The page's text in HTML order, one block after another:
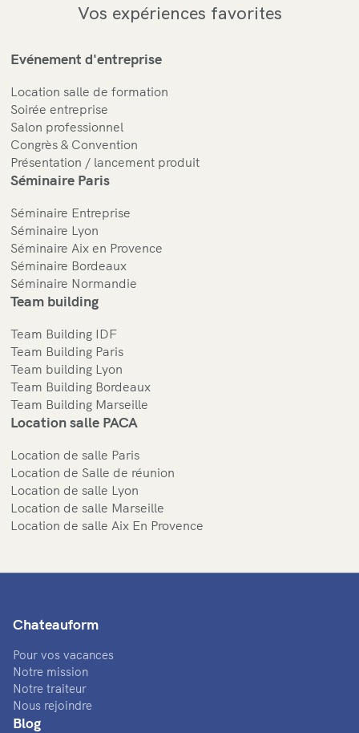
Vos expériences favorites
Evénement d'entreprise
Location salle de formation
Soirée entreprise
Salon professionnel
Congrès & Convention
Présentation / lancement produit
Séminaire Paris
Séminaire Entreprise
Séminaire Lyon
Séminaire Aix en Provence
Séminaire Bordeaux
Séminaire Normandie
Team building
Team Building IDF
Team Building Paris
Team building Lyon
Team Building Bordeaux
Team Building Marseille
Location salle PACA
Location de salle Paris
Location de Salle de réunion
Location de salle Lyon
Location de salle Marseille
Location de salle Aix En Provence
Chateauform
Pour vos vacances
Notre mission
Notre traiteur
Nous rejoindre
Blog